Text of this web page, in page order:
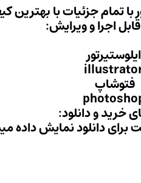
با تمام جزئیات با بهترین
قابل اجرا و ویرایش:
ایلوستیرتور
فتوشاپ
خرید و دانلود:
برای دانلود نمایش داده